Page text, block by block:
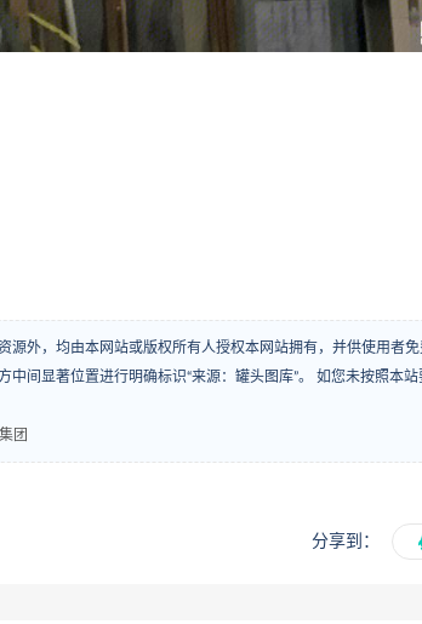
源外，均由本网站或版权所有人授权本网站拥有，并供使用者
间显著位置进行明确标识“来源：罐头图库”。 如您未按照本
团
分享到：